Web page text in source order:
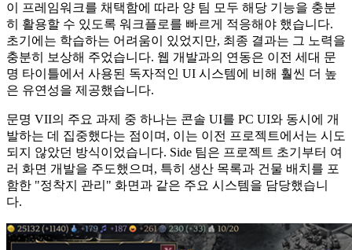
이 프레임워크를 채택함에 따라 양 팀 모두 해당 기능을 충분
히 활용할 수 있도록 워크플로를 빠르게 적응해야 했습니다.
초기에는 학습하는 어려움이 있었지만, 최종 결과는 그 노력을
충분히 보상해 주었습니다. 웹 개발과의 연동은 이전 세대 문
명 타이틀에서 사용된 독자적인 UI 시스템에 비해 훨씬 더 높
은 유연성을 제공했습니다.
문명 VII의 주요 과제 중 하나는 콘솔 UI를 PC UI와 동시에 개
발하는 데 집중했다는 점이며, 이는 이전 프로젝트에서는 시도
되지 않았던 방식이었습니다. Side 팀은 프로젝트 초기부터 여
러 화면 개발을 주도했으며, 특히 생산 목록과 건물 배치를 포
함한 "정착지 관리" 화면과 같은 주요 시스템을 담당했습니
다.